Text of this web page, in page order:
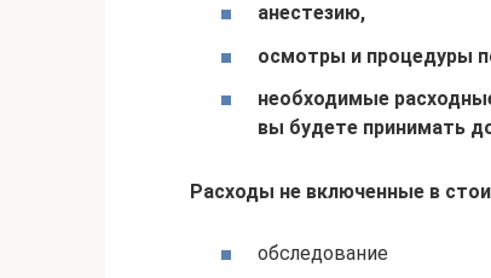
анестезию,
осмотры и процедуры
необходимые
вы будете принимать
Расходы не включенные в
обследование